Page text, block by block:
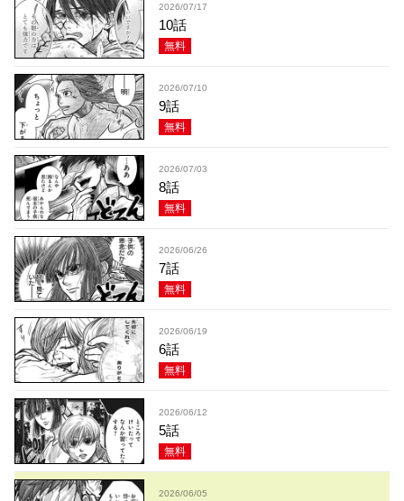
2026/07/17
10話
無料
2026/07/10
9話
無料
2026/07/03
8話
無料
2026/06/26
7話
無料
2026/06/19
6話
無料
2026/06/12
5話
無料
2026/06/05